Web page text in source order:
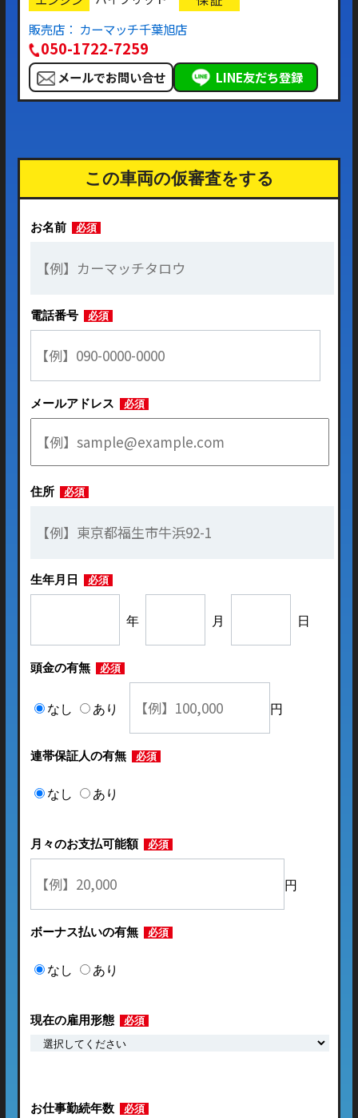
販売店： カーマッチ千葉旭店
050-1722-7259
メールでお問い合せ LINE友だち登録
この車両の仮審査をする
お名前 必須
電話番号 必須
メールアドレス 必須
住所 必須
生年月日 必須
年 月 日
頭金の有無 必須
なし あり 円
連帯保証人の有無 必須
なし あり
月々のお支払可能額 必須
円
ボーナス払いの有無 必須
なし あり
現在の雇用形態 必須
お仕事勤続年数 必須